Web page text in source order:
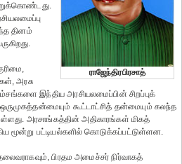
ராஜேந்திரபிரசாத்
தினம்
அரசு
இந்திய அரசியலமைப்பின் சிறப்புக்
கூட்டாட்சித் தன்மையும் கலந்த
அரசாங்கத்தின் அதிகாரங்கள் மிகத்
மூன்று பட்டியல்களில் கொடுக்கப்பட்டுள்ளன.
பிரதம அமைச்சர் நிர்வாகத்